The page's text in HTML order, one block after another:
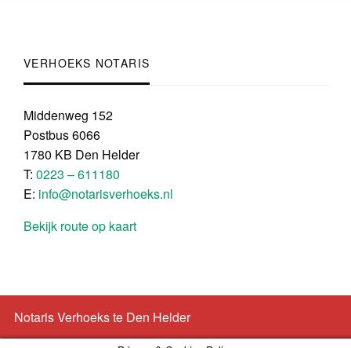
VERHOEKS NOTARIS
Middenweg 152
Postbus 6066
1780 KB Den Helder
T: 0223 – 611180
E: info@notarisverhoeks.nl
Bekijk route op kaart
Notaris Verhoeks te Den Helder